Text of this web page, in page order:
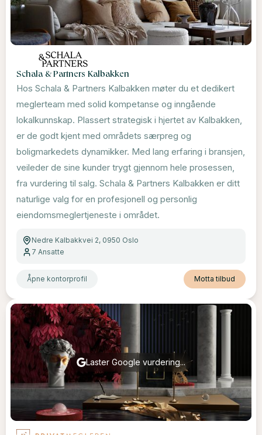
Schala & Partners Kalbakken
Hos Schala & Partners Kalbakken møter du et dedikert
meglerteam med solid kompetanse og inngående
lokalkunnskap. Plassert strategisk i hjertet av Kalbakken,
er de godt kjent med områdets særpreg og
boligmarkedets dynamikker. Med lang erfaring i bransjen,
veileder de sine kunder trygt gjennom hele prosessen,
fra vurdering til salg. Schala & Partners Kalbakken er ditt
naturlige valg for en profesjonell og personlig
eiendomsmeglertjeneste i området.
Nedre Kalbakkvei 2, 0950 Oslo
7 Ansatte
Åpne kontorprofil Motta tilbud
Laster Google vurdering...